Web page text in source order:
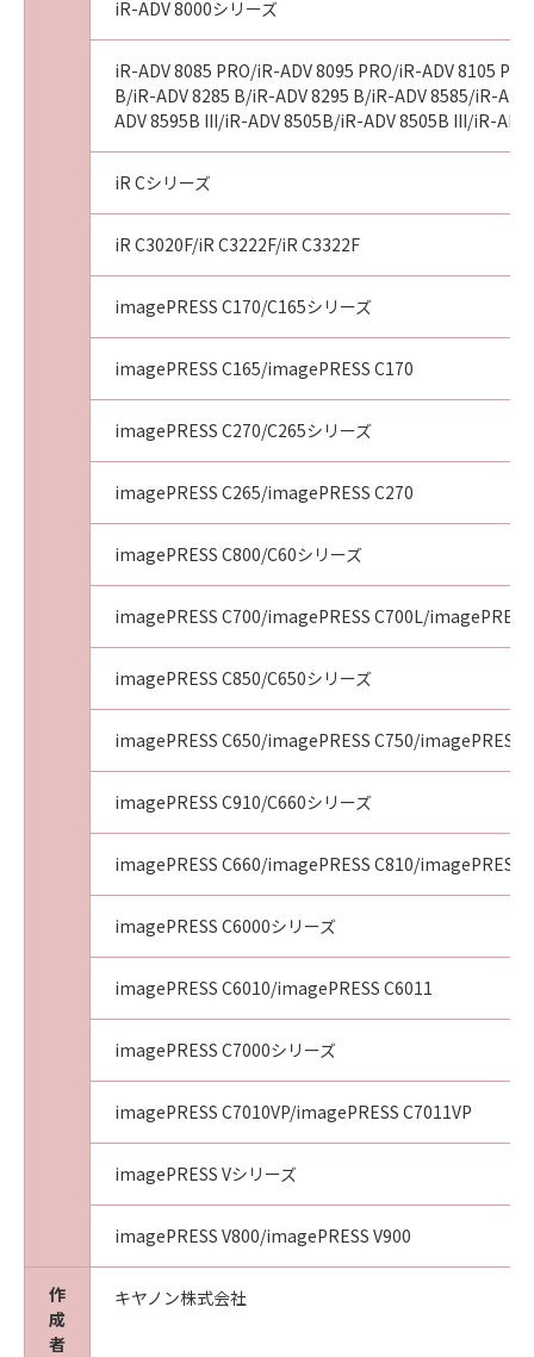
iR-ADV 8000シリーズ
iR-ADV 8085 PRO/iR-ADV 8095 PRO/iR-ADV 8105
B/iR-ADV 8285 B/iR-ADV 8295 B/iR-ADV 8585/iR-
ADV 8595B III/iR-ADV 8505B/iR-ADV 8505B III/iR-
iR Cシリーズ
iR C3020F/iR C3222F/iR C3322F
imagePRESS C170/C165シリーズ
imagePRESS C165/imagePRESS C170
imagePRESS C270/C265シリーズ
imagePRESS C265/imagePRESS C270
imagePRESS C800/C60シリーズ
imagePRESS C700/imagePRESS C700L/
imagePRESS C850/C650シリーズ
imagePRESS C650/imagePRESS C750/imagePRESS
imagePRESS C910/C660シリーズ
imagePRESS C660/imagePRESS C810/imagePRESS
imagePRESS C6000シリーズ
imagePRESS C6010/imagePRESS C6011
imagePRESS C7000シリーズ
imagePRESS C7010VP/imagePRESS C7011VP
imagePRESS Vシリーズ
imagePRESS V800/imagePRESS V900
作
成
者
キヤノン株式会社